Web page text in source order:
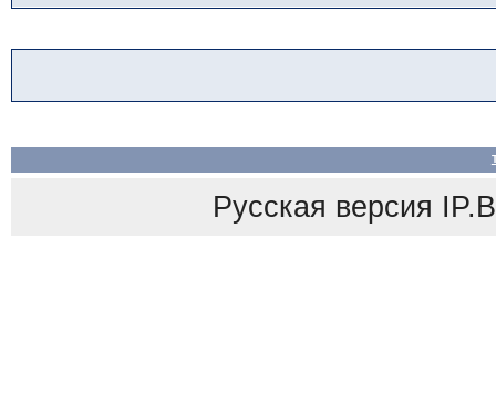
Русская версия